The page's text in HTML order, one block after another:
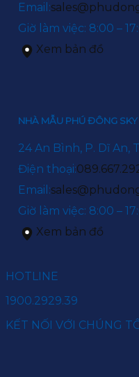
Email:
Giờ làm việc: 8:00 –
Xem bản đồ
NHÀ MẪU PHÚ ĐÔNG
24 An Bình, P. Dĩ An,
Điện thoại:
Email:
Giờ làm việc: 8:00 –
Xem bản đồ
HOTLINE
1900.2929.39
KẾT NỐI VỚI CHÚNG